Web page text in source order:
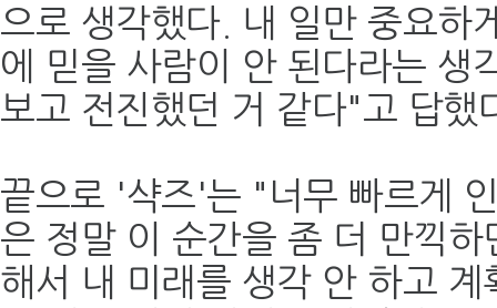
으로 생각했다. 내 일만 중요하
에 믿을 사람이 안 된다라는 생
보고 전진했던 거 같다"고 답했
끝으로 '샥즈'는 "너무 빠르게
은 정말 이 순간을 좀 더 만끽
해서 내 미래를 생각 안 하고